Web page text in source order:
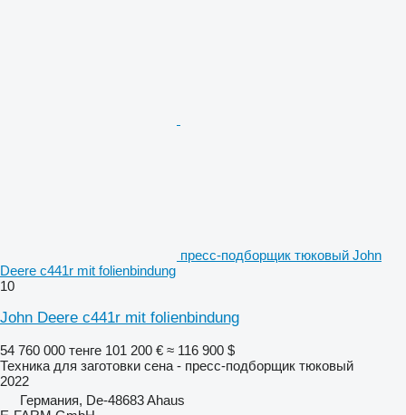
пресс-подборщик тюковый John
Deere c441r mit folienbindung
10
John Deere c441r mit folienbindung
54 760 000 тенге 101 200 € ≈ 116 900 $
Техника для заготовки сена - пресс-подборщик тюковый
2022
Германия, De-48683 Ahaus